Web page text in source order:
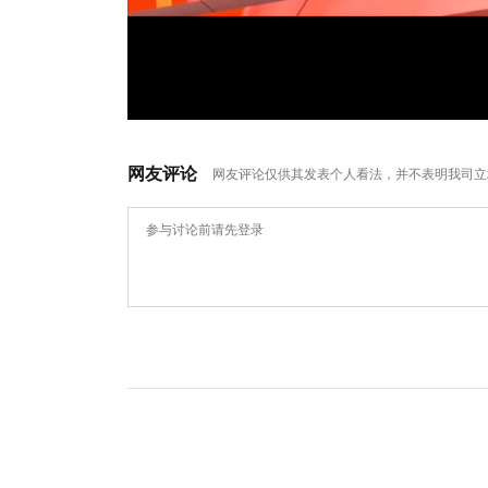
网友评论 网友评论仅供其发表个人看法，并不表明我司